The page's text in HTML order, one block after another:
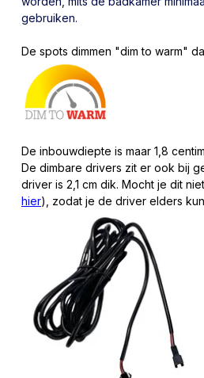
gebruiken.
De spots dimmen "dim to warm"
De inbouwdiepte is maar 1,8
De dimbare drivers zit er ook bij
driver is 2,1 cm dik. Mocht je dit
hier), zodat je de driver elders